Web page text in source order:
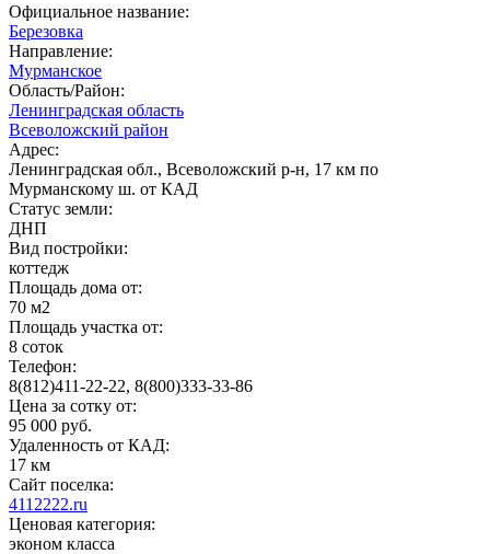
Официальное название:
Березовка
Направление:
Мурманское
Область/Район:
Ленинградская область
Всеволожский район
Адрес:
Ленинградская обл., Всеволожский р-н, 17 км по
Мурманскому ш. от КАД
Статус земли:
ДНП
Вид постройки:
коттедж
Площадь дома от:
70 м2
Площадь участка от:
8 соток
Телефон:
8(812)411-22-22, 8(800)333-33-86
Цена за сотку от:
95 000 руб.
Удаленность от КАД:
17 км
Сайт поселка:
4112222.ru
Ценовая категория:
эконом класса